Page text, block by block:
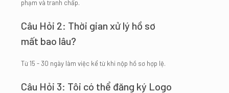
phạm và tranh chấp.
Câu Hỏi 2: Thời gian xử lý hồ sơ
mất bao lâu?
Từ 15 - 30 ngày làm việc kể từ khi nộp hồ sơ hợp lệ.
Câu Hỏi 3: Tôi có thể đăng ký Logo